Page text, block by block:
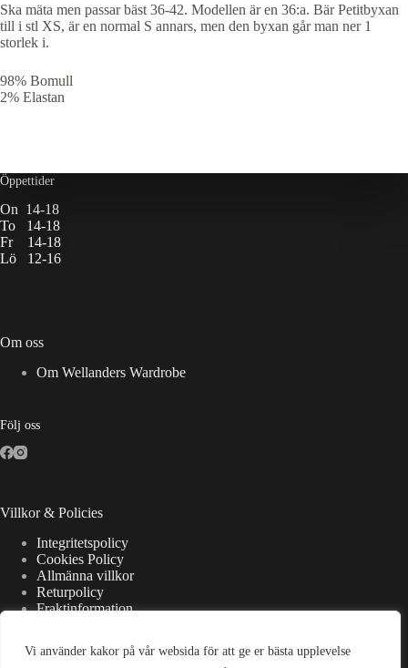
Vi använder kakor på vår websida för att ge er bästa upplevelse
Ska mäta men passar bäst 36-42. Modellen är en 36:a. Bär Petitbyxan
till i stl XS, är en normal S annars, men den byxan går man ner 1
storlek i.
98% Bomull
2% Elastan
Öppettider
On 14-18
To 14-18
Fr 14-18
Lö 12-16
Om oss
Om Wellanders Wardrobe
Följ oss
Villkor & Policies
Integritetspolicy
Cookies Policy
Allmänna villkor
Returpolicy
Fraktinformation